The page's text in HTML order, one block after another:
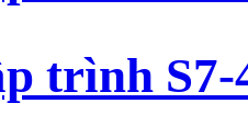
trình S7-